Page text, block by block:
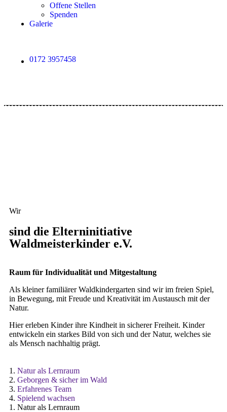
Offene Stellen
Spenden
Galerie
0172 3957458
Wir
sind die Elterninitiative
Waldmeisterkinder e.V.
Raum für Individualität und Mitgestaltung
Als kleiner familiärer Waldkindergarten sind wir im freien Spiel,
in Bewegung, mit Freude und Kreativität im Austausch mit der
Natur.
Hier erleben Kinder ihre Kindheit in sicherer Freiheit. Kinder
entwickeln ein starkes Bild von sich und der Natur, welches sie
als Mensch nachhaltig prägt.
1. Natur als Lernraum
2. Geborgen & sicher im Wald
3. Erfahrenes Team
4. Spielend wachsen
1. Natur als Lernraum